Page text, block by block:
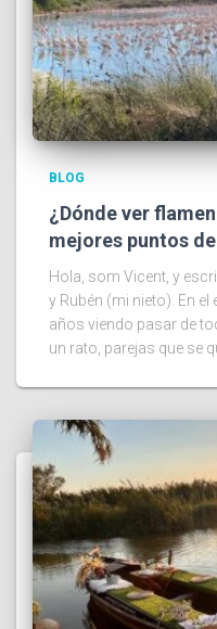
BLOG
¿Dónde ver
mejores puntos
Hola, som Vicent, y
y Rubén (mi nieto). En
años viendo pasar de
un rato, parejas que se